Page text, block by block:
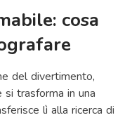
cosa
del divertimento,
trasforma in una
lì alla ricerca di